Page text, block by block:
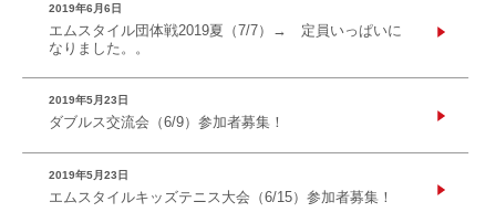
2019年6月6日
エムスタイル団体戦2019夏（7/7）→ 定員いっぱいに
なりました。。
2019年5月23日
ダブルス交流会（6/9）参加者募集！
2019年5月23日
エムスタイルキッズテニス大会（6/15）参加者募集！